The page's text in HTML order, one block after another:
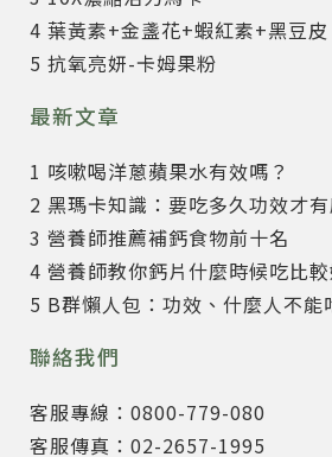
4 葉黃素+金盞花+蝦紅素+黑豆皮
5 抗氧亮妍-卡姆果粉
最新文章
1 咳嗽喝洋蔥蘋果水有效嗎？
2 黑瑪卡知識：要吃多久功效才有
3 營養師推薦補鈣食物前十名
4 營養師教你鈣片什麼時候吃比
5 B群懶人包：功效、什麼人不能
聯絡我們
客服專線：0800-779-080
客服傳真：02-2657-1995